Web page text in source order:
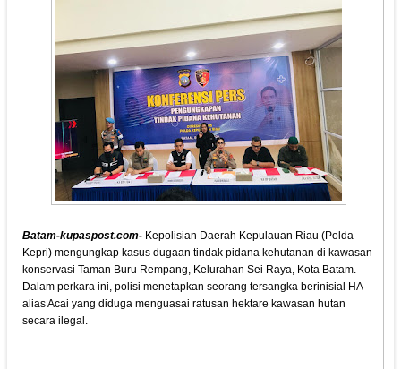
Batam-kupaspost.com- Kepolisian Daerah Kepulauan Riau (Polda
Kepri) mengungkap kasus dugaan tindak pidana kehutanan di kawasan
konservasi Taman Buru Rempang, Kelurahan Sei Raya, Kota Batam.
Dalam perkara ini, polisi menetapkan seorang tersangka berinisial HA
alias Acai yang diduga menguasai ratusan hektare kawasan hutan
secara ilegal.